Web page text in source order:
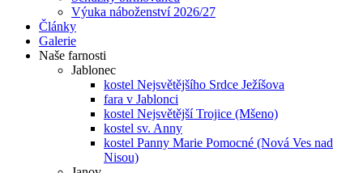
Výuka náboženství 2026/27
Články
Galerie
Naše farnosti
Jablonec
kostel Nejsvětějšího Srdce Ježíšova
fara v Jablonci
kostel Nejsvětější Trojice (Mšeno)
kostel sv. Anny
kostel Panny Marie Pomocné (Nová Ves nad
Nisou)